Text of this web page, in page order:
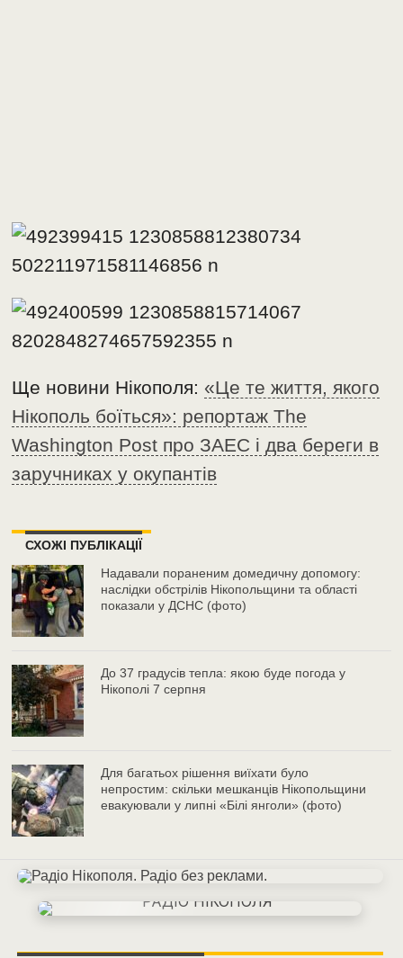
Ще новини Нікополя:«Це те життя, якого
Нікополь боїться»: репортаж The
Washington Post про ЗАЕС і два береги в
заручниках у окупантів
СХОЖІ ПУБЛІКАЦІЇ
Надавали пораненим домедичну допомогу:
наслідки обстрілів Нікопольщини та області
показали у ДСНС (фото)
До 37 градусів тепла: якою буде погода у
Нікополі 7 серпня
Для багатьох рішення виїхати було
непростим: скільки мешканців Нікопольщини
евакуювали у липні «Білі янголи» (фото)